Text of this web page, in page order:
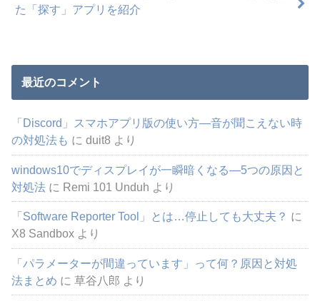
た「探す」アプリを紹介
最近のコメント
「Discord」スマホアプリ版の使い方―音が聞こえない時
の対処法も にduit8 より
windows10でディスプレイが一瞬暗くなる―5つの原因と
対処法 に Remi 101 Unduh より
「Software Reporter Tool」とは…停止しても大丈夫？ に
X8 Sandbox より
「パラメーターが間違っています」って何？原因と対処
法まとめ に草谷八郎 より